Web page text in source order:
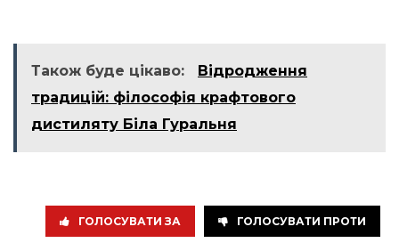
Також буде цікаво:
Відродження
традицій: філософія крафтового
дистиляту Біла Гуральня
ГОЛОСУВАТИ ЗА ГОЛОСУВАТИ ПРОТИ